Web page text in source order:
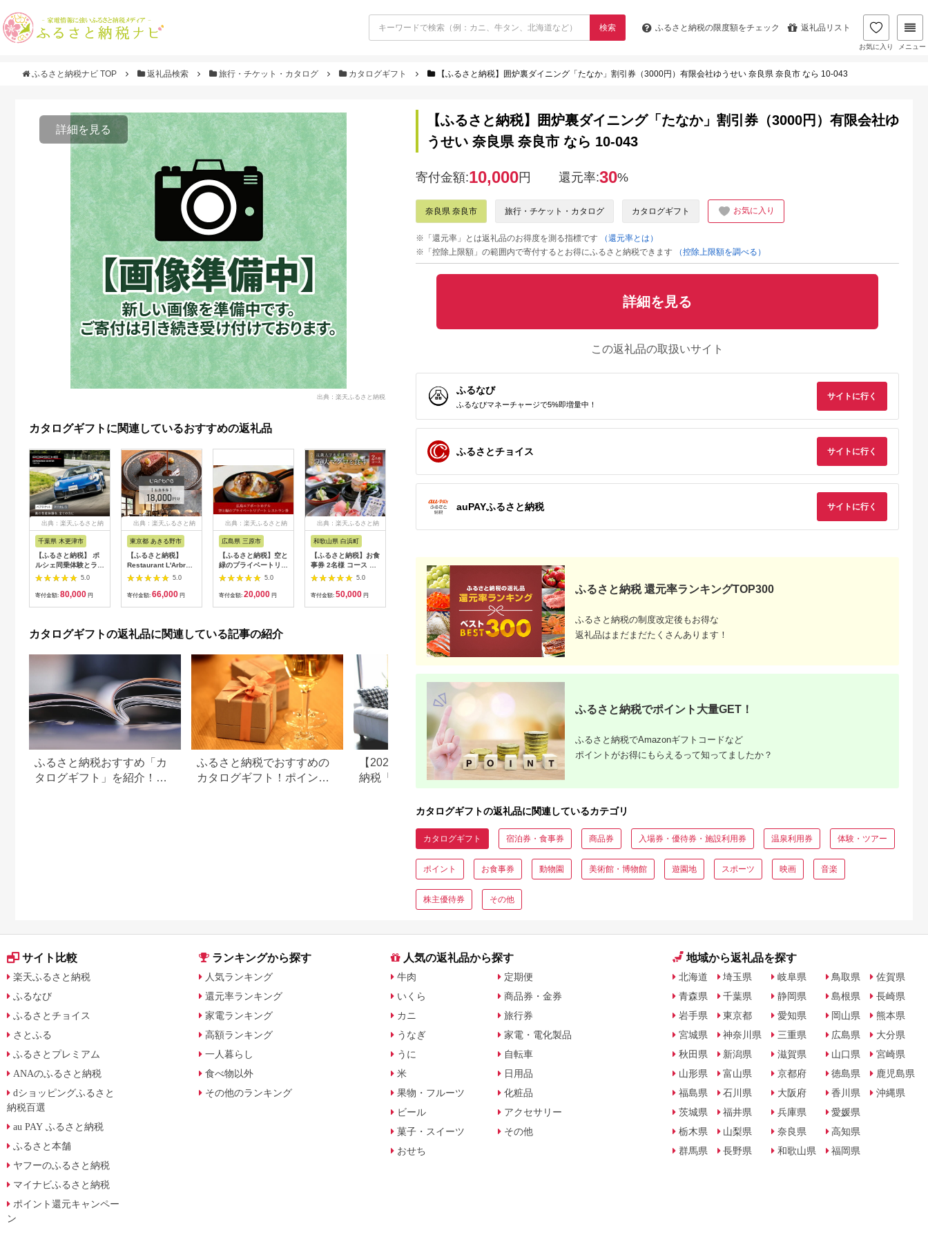
検索 ふるさと納税の限度額をチェック 返礼品リスト
お気に入り メニュー
ふるさと納税ナビ TOP 返礼品検索 旅行・チケット・カタログ カタログギフト 【ふるさと納税】囲炉裏ダイニング「たなか」割引券（3000円）有限会社ゆうせい 奈良県 奈良市 なら 10-043
詳細を見る
出典：楽天ふるさと納税
カタログギフトに関連しているおすすめの返礼品
出典：楽天ふるさと納
千葉県 木更津市
【ふるさと納税】 ポ
ルシェ同乗体験とラン
チ ペアチケット
（911カレラ）KE008
5.0
寄付金額: 80,000 円
出典：楽天ふるさと納
東京都 あきる野市
【ふるさと納税】
Restaurant L'Arbre
でお使いいただけるお
食事券 18,000円分
【ラルブル】
5.0
寄付金額: 66,000 円
出典：楽天ふるさと納
広島県 三原市
【ふるさと納税】空と
緑のプライベートリゾ
ートレストラン券5，
000点分 008005
5.0
寄付金額: 20,000 円
出典：楽天ふるさと納
和歌山県 白浜町
【ふるさと納税】お食
事券 2名様 コース 近
畿大学水産研究所 近
大マグロを食す | 券
金券 人気 おすすめ 送
5.0
寄付金額: 50,000 円
焼 陶芸体験 ペアセッ
ト ひとり500gずつ
【はまぐり窯】
[MGG006]
5.0
寄付金額:17,000 円
トガイドTAKAOKA
カタログギフト 贈り
物 プレゼント 高岡 特
産品 地域のお礼の品
FAD-0198
5.0
寄付金額: 17,000円
（瀬戸内海を一望でき
る開放的な空間で、厳
テ）087002
寄付金額:8,000円
WEDGE S スタンダ
ード/46，48，50，
【フィッティング券】
ゴルフクラブのカスタ
マイズ【チケット・ス
寄付金額: 150,000
出典：楽天ふるさと納
出典：楽天ふるさと
カタログギフトの返礼品に関連している記事の紹介
ふるさと納税おすすめ「カ
タログギフト」を紹介！本
ふるさと納税でおすすめの
カタログギフト！ポイント
【2026年最新版】ふるさと
納税「食べ物以外」返礼品
フリマアプリのふるさと納
税返礼品の転売はおすす
【ふるさと納税】囲炉裏ダイニング「たなか」割引券（3000円）有限会社ゆ
うせい 奈良県 奈良市 なら 10-043
寄付金額:10,000円 還元率:30%
奈良県 奈良市 旅行・チケット・カタログ カタログギフト お気に入り
※「還元率」とは返礼品のお得度を測る指標です
（還元率とは）
※「控除上限額」の範囲内で寄付するとお得にふるさと納税できます
（控除上限額を調べる）
詳細を見る
この返礼品の取扱いサイト
ふるなび
ふるなびマネーチャージで5%即増量中！
サイトに行く
ふるさとチョイス サイトに行く
auPAYふるさと納税 サイトに行く
ふるさと納税 還元率ランキングTOP300
ふるさと納税の制度改定後もお得な
返礼品はまだまだたくさんあります！
ふるさと納税でポイント大量GET！
ふるさと納税でAmazonギフトコードなど
ポイントがお得にもらえるって知ってましたか？
カタログギフトの返礼品に関連しているカテゴリ
カタログギフト 宿泊券・食事券 商品券 入場券・優待券・施設利用券 温泉利用券 体験・ツアー
ポイント お食事券 動物園 美術館・博物館 遊園地 スポーツ 映画 音楽
株主優待券 その他
サイト比較
楽天ふるさと納税
ふるなび
ふるさとチョイス
さとふる
ふるさとプレミアム
ANAのふるさと納税
dショッピングふるさと
納税百選
au PAY ふるさと納税
ふるさと本舗
ヤフーのふるさと納税
マイナビふるさと納税
ポイント還元キャンペー
ン
ランキングから探す
人気ランキング
還元率ランキング
家電ランキング
高額ランキング
一人暮らし
食べ物以外
その他のランキング
人気の返礼品から探す
牛肉
いくら
カニ
うなぎ
うに
米
果物・フルーツ
ビール
菓子・スイーツ
おせち
定期便
商品券・金券
旅行券
家電・電化製品
自転車
日用品
化粧品
アクセサリー
その他
地域から返礼品を探す
北海道
青森県
岩手県
宮城県
秋田県
山形県
福島県
茨城県
栃木県
群馬県
埼玉県
千葉県
東京都
神奈川県
新潟県
富山県
石川県
福井県
山梨県
長野県
岐阜県
静岡県
愛知県
三重県
滋賀県
京都府
大阪府
兵庫県
奈良県
和歌山県
鳥取県
島根県
岡山県
広島県
山口県
徳島県
香川県
愛媛県
高知県
福岡県
佐賀県
長崎県
熊本県
大分県
宮崎県
鹿児島県
沖縄県